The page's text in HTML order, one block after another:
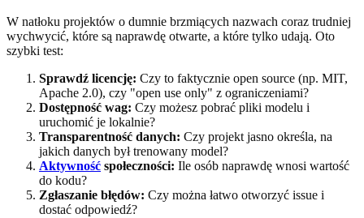
W natłoku projektów o dumnie brzmiących nazwach coraz trudniej
wychwycić, które są naprawdę otwarte, a które tylko udają. Oto
szybki test:
Sprawdź licencję: Czy to faktycznie open source (np. MIT,
Apache 2.0), czy "open use only" z ograniczeniami?
Dostępność wag: Czy możesz pobrać pliki modelu i
uruchomić je lokalnie?
Transparentność danych: Czy projekt jasno określa, na
jakich danych był trenowany model?
Aktywność społeczności: Ile osób naprawdę wnosi wartość
do kodu?
Zgłaszanie błędów: Czy można łatwo otworzyć issue i
dostać odpowiedź?